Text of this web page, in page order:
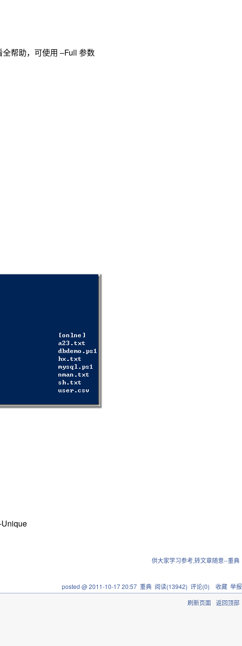
帮助，可使用 –Full 参数
Unique
供大家学习参考,转文章随意--重典
posted @2011-10-17 20:57 重典 阅读(13942) 评论(0) 收藏 举报
刷新页面 返回顶部